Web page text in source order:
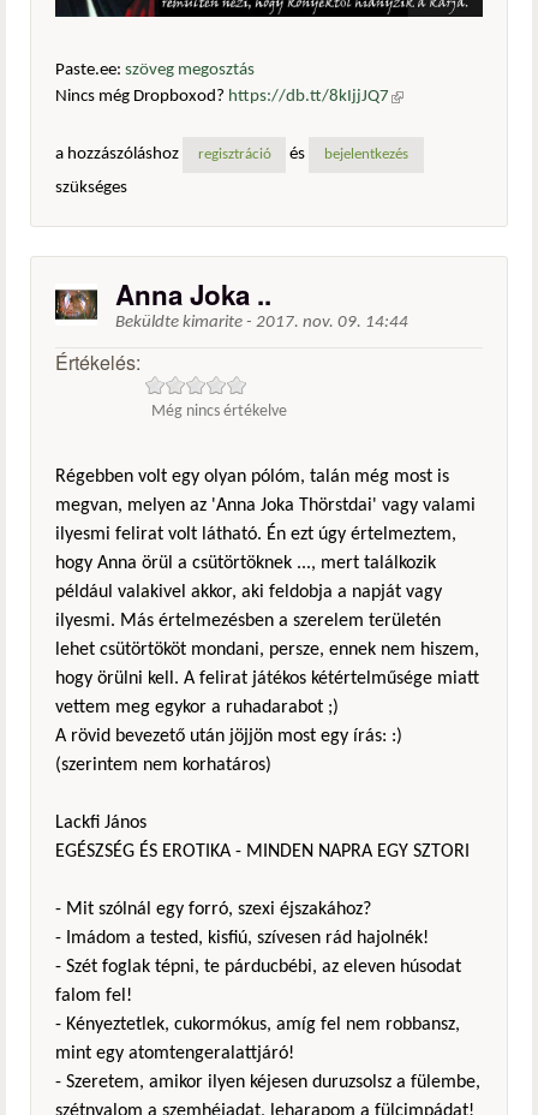
Paste.ee: szöveg megosztás
Nincs még Dropboxod? https://db.tt/8kIjjJQ7 (külső
a hozzászóláshoz
regisztráció és bejelentkezés
szükséges
Anna Joka ..
Beküldte kimarite - 2017. nov. 09. 14:44
Értékelés:
Még nincs értékelve
Régebben volt egy olyan pólóm, talán még most is
megvan, melyen az 'Anna Joka Thörstdai' vagy valami
ilyesmi felirat volt látható. Én ezt úgy értelmeztem,
hogy Anna örül a csütörtöknek ..., mert találkozik
például valakivel akkor, aki feldobja a napját vagy
ilyesmi. Más értelmezésben a szerelem területén
lehet csütörtököt mondani, persze, ennek nem hiszem,
hogy örülni kell. A felirat játékos kétértelműsége miatt
vettem meg egykor a ruhadarabot ;)
A rövid bevezető után jöjjön most egy írás: :)
(szerintem nem korhatáros)
Lackfi János
EGÉSZSÉG ÉS EROTIKA - MINDEN NAPRA EGY SZTORI
- Mit szólnál egy forró, szexi éjszakához?
- Imádom a tested, kisfiú, szívesen rád hajolnék!
- Szét foglak tépni, te párducbébi, az eleven húsodat
falom fel!
- Kényeztetlek, cukormókus, amíg fel nem robbansz,
mint egy atomtengeralattjáró!
- Szeretem, amikor ilyen kéjesen duruzsolsz a fülembe,